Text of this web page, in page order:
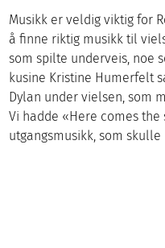
Musikk er veldig viktig for
å finne riktig musikk til
som spilte underveis, noe
kusine Kristine Humerfelt
Dylan under vielsen, som
Vi hadde «Here comes the
utgangsmusikk, som